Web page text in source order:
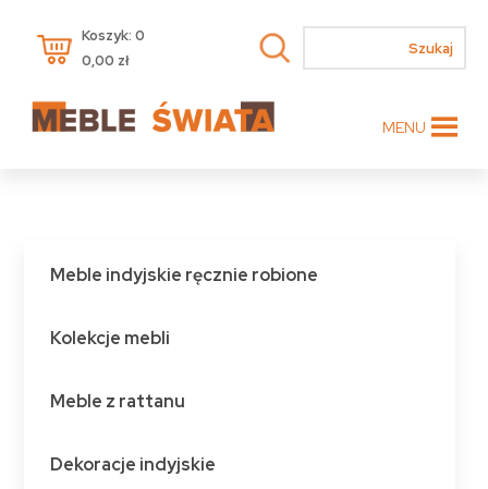
Koszyk: 0
0,00 zł
MENU
Meble indyjskie ręcznie robione
Kolekcje mebli
Meble z rattanu
Dekoracje indyjskie